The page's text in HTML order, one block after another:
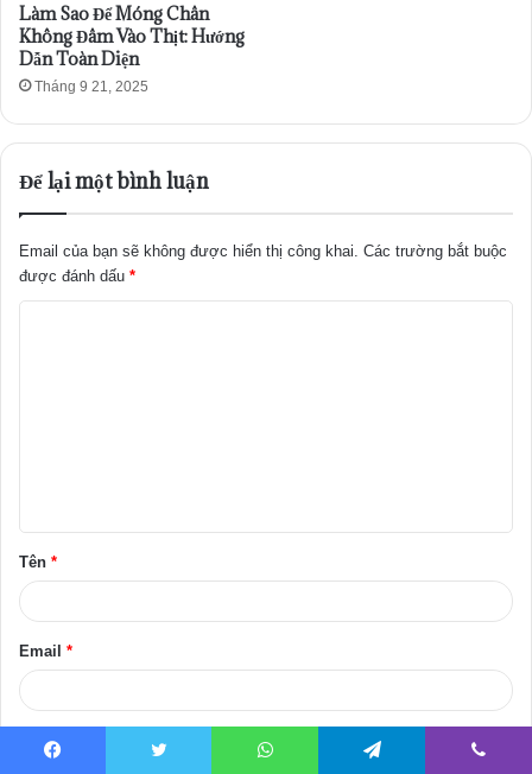
Làm Sao Để Móng Chân
Không Đâm Vào Thịt: Hướng
Dẫn Toàn Diện
Tháng 9 21, 2025
Để lại một bình luận
Email của bạn sẽ không được hiển thị công khai. Các trường bắt buộc
được đánh dấu *
ậ
n
Tên *
Email *
Trang web